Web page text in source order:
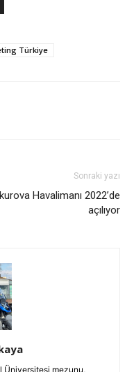
Türkiye
Sonraki yazı
Havalimanı 2022’de
açılıyor
Üniversitesi mezunu,